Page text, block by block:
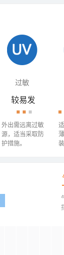
过敏
较易发
外出需远离过敏
源，适当采取防
护措施。
装